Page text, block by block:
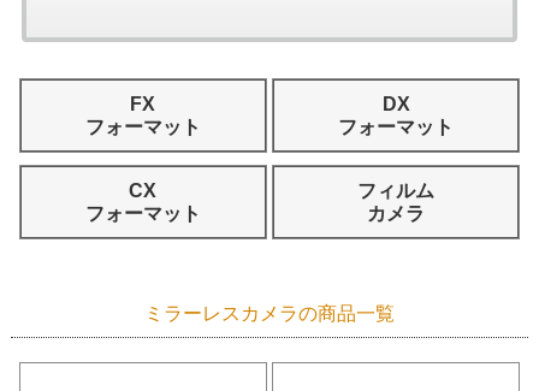
FX
フォーマット
DX
フォーマット
CX
フォーマット
フィルム
カメラ
ミラーレスカメラの商品一覧